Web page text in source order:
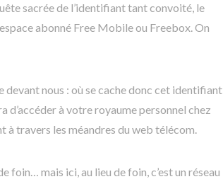
sacrée de l’identifiant tant convoité, le
abonné Free Mobile ou Freebox. On
nous : où se cache donc cet identifiant
à votre royaume personnel chez
à travers les méandres du web télécom.
foin… mais ici, au lieu de foin, c’est un réseau